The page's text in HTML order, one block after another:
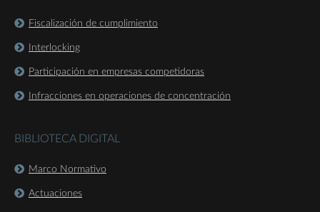
Fiscalización de cumplimiento
Interlocking
Participación en empresas competidoras
Infracciones en operaciones de concentración
BIBLIOTECA DIGITAL
Marco Normativo
Actuaciones